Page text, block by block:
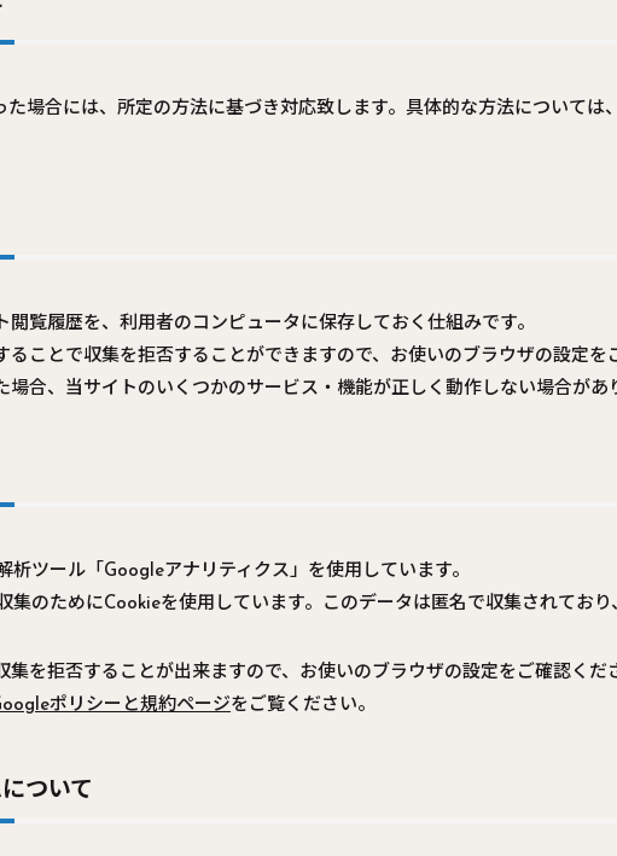
場合には、所定の方法に基づき対応致します。具体的な方法については
覧履歴を、利用者のコンピュータに保存しておく仕組みです。
ことで収集を拒否することができますので、お使いのブラウザの設定を
合、当サイトのいくつかのサービス・機能が正しく動作しない場合があ
ツール「Googleアナリティクス」を使用しています。
集のためにCookieを使用しています。このデータは匿名で収集されており
集を拒否することが出来ますので、お使いのブラウザの設定をご確認く
ポリシーと規約ページをご覧ください。
ついて